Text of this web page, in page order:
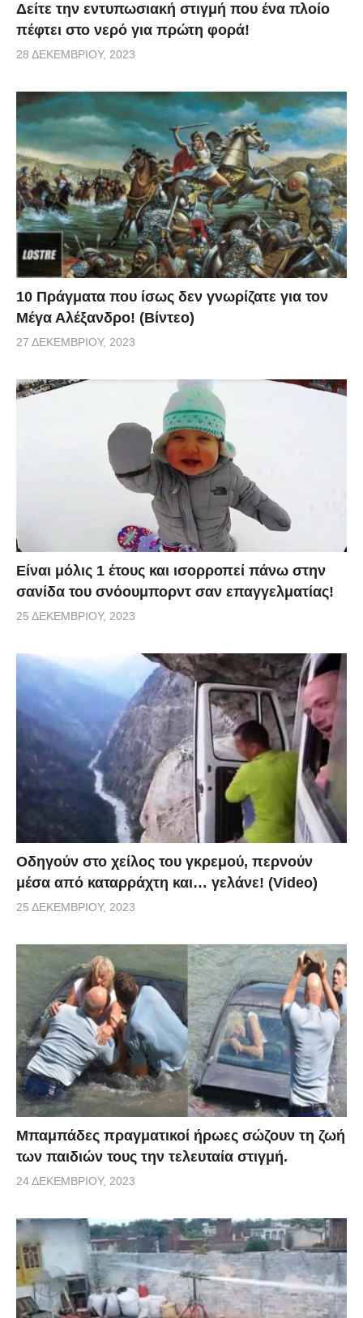
Δείτε την εντυπωσιακή στιγμή που ένα πλοίο
πέφτει στο νερό για πρώτη φορά!
28 ΔΕΚΕΜΒΡΊΟΥ, 2023
10 Πράγματα που ίσως δεν γνωρίζατε για τον
Μέγα Αλέξανδρο! (Βίντεο)
27 ΔΕΚΕΜΒΡΊΟΥ, 2023
Είναι μόλις 1 έτους και ισορροπεί πάνω στην
σανίδα του σνόουμπορντ σαν επαγγελματίας!
25 ΔΕΚΕΜΒΡΊΟΥ, 2023
Οδηγούν στο χείλος του γκρεμού, περνούν
μέσα από καταρράχτη και… γελάνε! (Video)
25 ΔΕΚΕΜΒΡΊΟΥ, 2023
Μπαμπάδες πραγματικοί ήρωες σώζουν τη ζωή
των παιδιών τους την τελευταία στιγμή.
24 ΔΕΚΕΜΒΡΊΟΥ, 2023